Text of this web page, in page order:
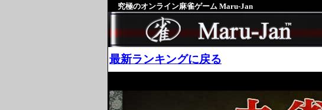
究極のオンライン麻雀ゲーム Maru-Jan
最新ランキングに戻る